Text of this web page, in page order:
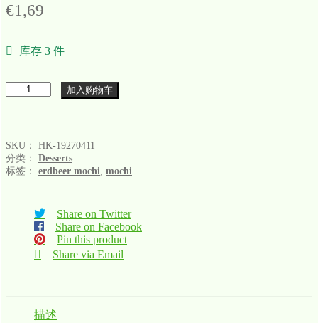
€1,69
库存 3 件
加入购物车
SKU： HK-19270411
分类： Desserts
标签： erdbeer mochi mochi
Share on Twitter
Share on Facebook
Pin this product
Share via Email
描述